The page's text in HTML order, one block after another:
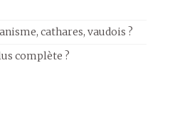
cathares, vaudois ?
complète ?